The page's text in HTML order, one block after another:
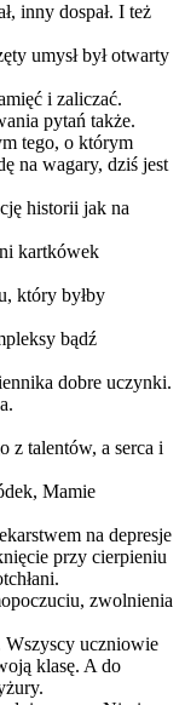
inny dospał. I też
umysł był otwarty
i zaliczać.
pytań także.
tego, o którym
na wagary, dziś jest
historii jak na
kartkówek
który byłby
bądź
dobre uczynki.
z talentów, a serca i
Mamie
na depresje
przy cierpieniu
zwolnienia
Wszyscy uczniowie
klasę. A do